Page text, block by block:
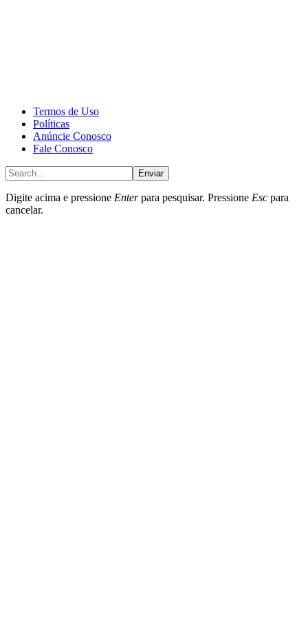
Termos de Uso
Políticas
Anúncie Conosco
Fale Conosco
Enviar
Digite acima e pressione Enterpara pesquisar. Pressione Esc para
cancelar.